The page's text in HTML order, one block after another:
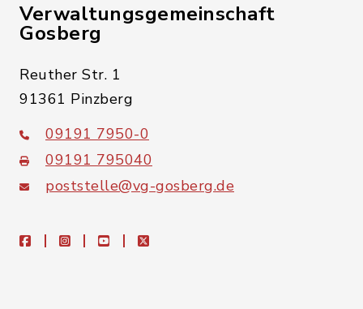
Verwaltungsgemeinschaft
Gosberg
Reuther Str. 1
91361 Pinzberg
09191 7950-0
09191 795040
poststelle@vg-gosberg.de
facebookinstagramyoutubeX